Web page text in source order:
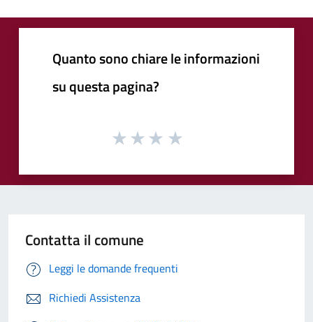
Quanto sono chiare le informazioni
su questa pagina?
Contatta il comune
Leggi le domande frequenti
Richiedi Assistenza